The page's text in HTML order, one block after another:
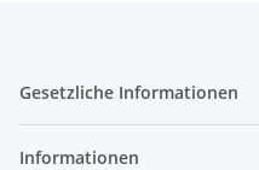
Gesetzliche Informationen
Informationen